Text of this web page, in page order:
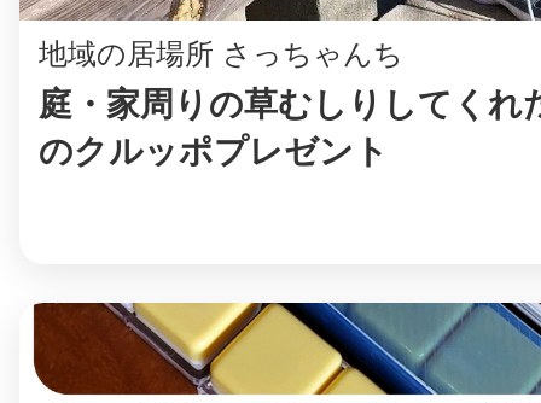
地域の居場所 さっちゃんち
庭・家周りの草むしりしてくれ
のクルッポプレゼント